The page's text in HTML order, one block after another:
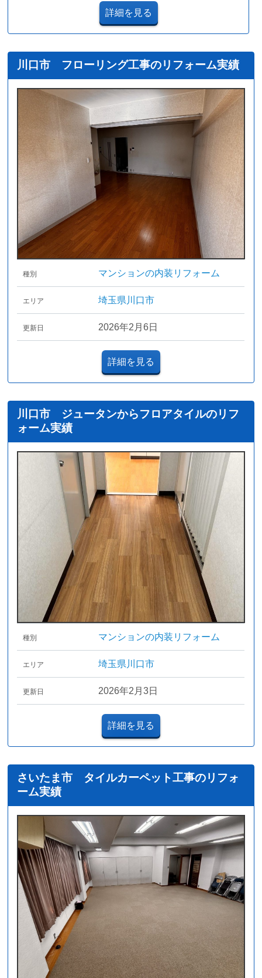
詳細を見る
川口市 フローリング工事のリフォーム実績
種別 マンションの内装リフォーム
エリア 埼玉県川口市
更新日 2026年2月6日
詳細を見る
川口市 ジュータンからフロアタイルのリフ
ォーム実績
種別 マンションの内装リフォーム
エリア 埼玉県川口市
更新日 2026年2月3日
詳細を見る
さいたま市 タイルカーペット工事のリフォ
ーム実績